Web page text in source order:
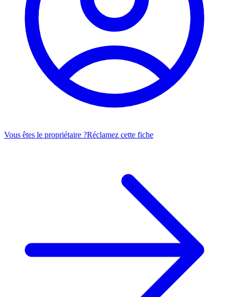
Vous êtes le propriétaire ?Réclamez cette fiche